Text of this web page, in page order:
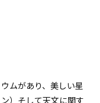
ムがあり、美しい星
）そして天文に関す